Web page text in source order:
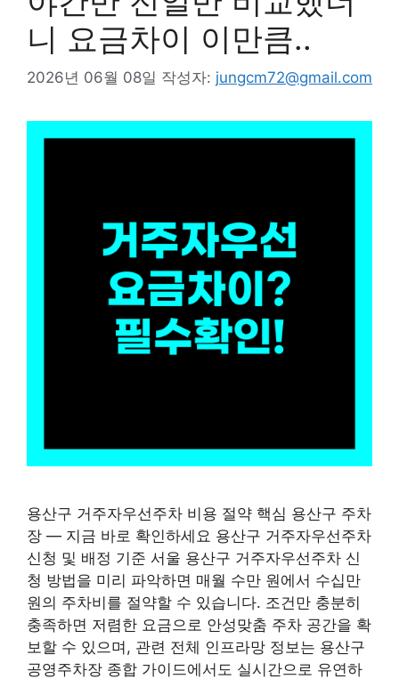
니 요금차이 이만큼..
2026년 06월 08일 작성자: jungcm72@gmail.com
용산구 거주자우선주차 비용 절약 핵심 용산구 주차
장 — 지금 바로 확인하세요 용산구 거주자우선주차
신청 및 배정 기준 서울 용산구 거주자우선주차 신
청 방법을 미리 파악하면 매월 수만 원에서 수십만
원의 주차비를 절약할 수 있습니다. 조건만 충분히
충족하면 저렴한 요금으로 안성맞춤 주차 공간을 확
보할 수 있으며, 관련 전체 인프라망 정보는 용산구
공영주차장 종합 가이드에서도 실시간으로 유연하